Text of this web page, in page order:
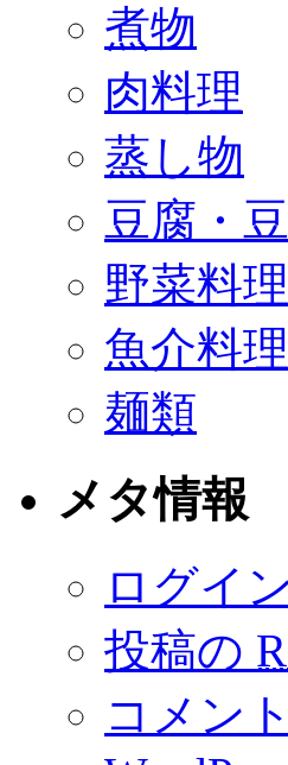
煮物
肉料理
蒸し物
豆腐・
野菜料理
魚介料理
麺類
メタ情報
ログイン
投稿の
コメン